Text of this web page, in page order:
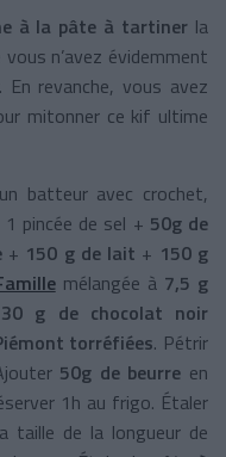
à la pâte à tartiner la
n’avez évidemment
revanche, vous avez
mitonner ce kif ultime
batteur avec crochet,
1 pincée de sel + 50g de
+ 150 g de lait + 150 g
mélangée à 7,5 g
30 g de chocolat noir
torréfiées. Pétrir
50g de beurre en
1h au frigo. Étaler
taille de la longueur de